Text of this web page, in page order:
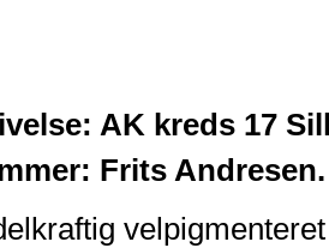
AK kreds 17
Frits Andresen.